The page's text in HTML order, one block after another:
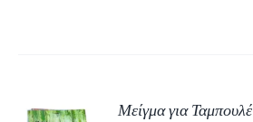
Μείγμα για Ταμπουλέ